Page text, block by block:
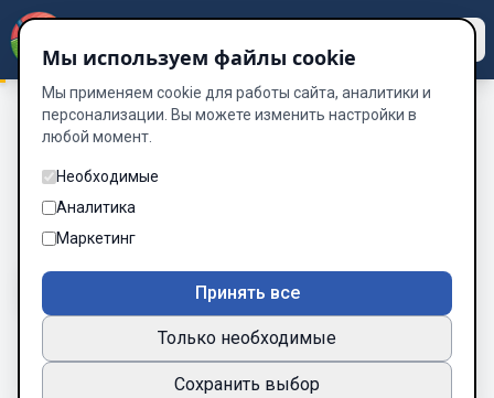
Островитяне / Территирия
Территирия
Глава 18 из 27
Шрифт
А пока поснимали емкости с прицепов и загрузили их
Мы используем файлы cookie
Мы применяем cookie для работы сайта, аналитики и
персонализации. Вы можете изменить настройки в
любой момент.
Необходимые
Аналитика
Маркетинг
Принять все
Только необходимые
Сохранить выбор